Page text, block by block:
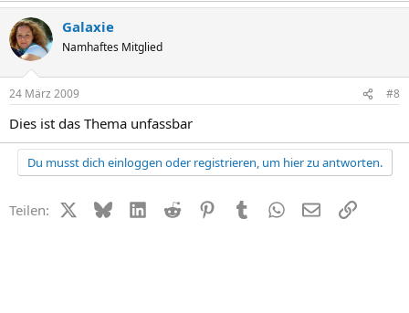
Galaxie
Namhaftes Mitglied
24 März 2009 #8
Dies ist das Thema unfassbar
Du musst dich einloggen oder registrieren, um hier zu antworten.
Teilen: X (Twitter)
BlueskyLinkedIn
Reddit PinterestTumblr WhatsApp
E-MailLink